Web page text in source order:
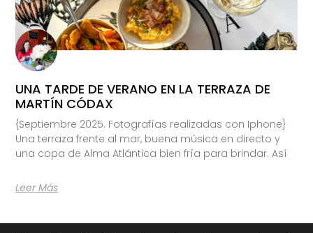
UNA TARDE DE VERANO EN LA TERRAZA DE
MARTÍN CÓDAX
{Septiembre 2025. Fotografías realizadas con Iphone}
Una terraza frente al mar, buena música en directo y
una copa de Alma Atlántica bien fría para brindar. Así
Leer Más